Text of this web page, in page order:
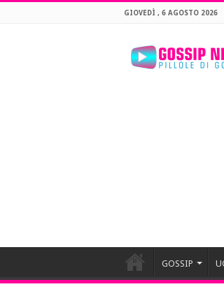
GIOVEDÌ , 6 AGOSTO 2026
GOSSIP